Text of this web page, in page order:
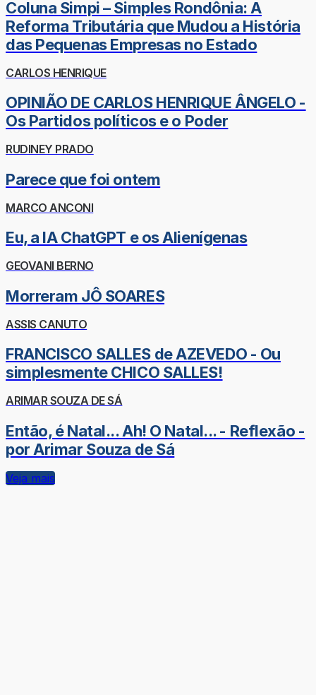
Coluna Simpi – Simples Rondônia: A
Reforma Tributária que Mudou a História
das Pequenas Empresas no Estado
CARLOS HENRIQUE
OPINIÃO DE CARLOS HENRIQUE ÂNGELO -
Os Partidos políticos e o Poder
RUDINEY PRADO
Parece que foi ontem
MARCO ANCONI
Eu, a IA ChatGPT e os Alienígenas
GEOVANI BERNO
Morreram JÔ SOARES
ASSIS CANUTO
FRANCISCO SALLES de AZEVEDO - Ou
simplesmente CHICO SALLES!
ARIMAR SOUZA DE SÁ
Então, é Natal... Ah! O Natal... - Reflexão -
por Arimar Souza de Sá
Veja mais